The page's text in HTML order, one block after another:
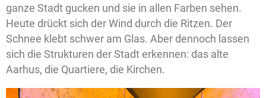
ganze Stadt gucken und sie in allen Farben sehen.
Heute drückt sich der Wind durch die Ritzen. Der
Schnee klebt schwer am Glas. Aber dennoch lassen
sich die Strukturen der Stadt erkennen: das alte
Aarhus, die Quartiere, die Kirchen.